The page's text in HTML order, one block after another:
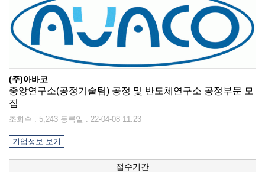
이
란
선
정
인
증
기
업
개
제
휴
정
보
(주)아바코
중앙연구소(공정기술팀) 공정 및 반도체연구소 공정부문 모
집
조회수 : 5,243 등록일 : 22-04-08 11:23
기업정보 보기
접수기간